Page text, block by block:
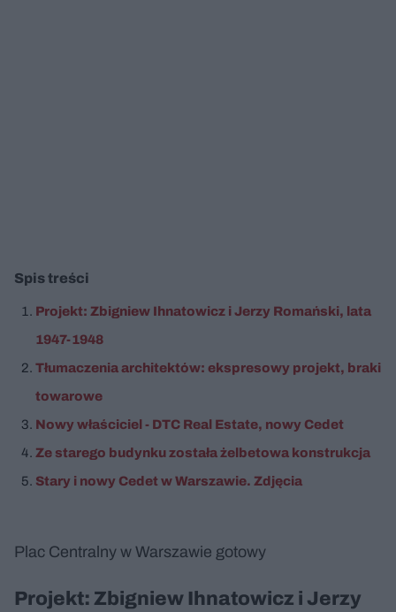
Spis treści
Projekt: Zbigniew Ihnatowicz i Jerzy Romański, lata
1947-1948
Tłumaczenia architektów: ekspresowy projekt, braki
towarowe
Nowy właściciel - DTC Real Estate, nowy Cedet
Ze starego budynku została żelbetowa konstrukcja
Stary i nowy Cedet w Warszawie. Zdjęcia
Plac Centralny w Warszawie gotowy
Projekt: Zbigniew Ihnatowicz i Jerzy